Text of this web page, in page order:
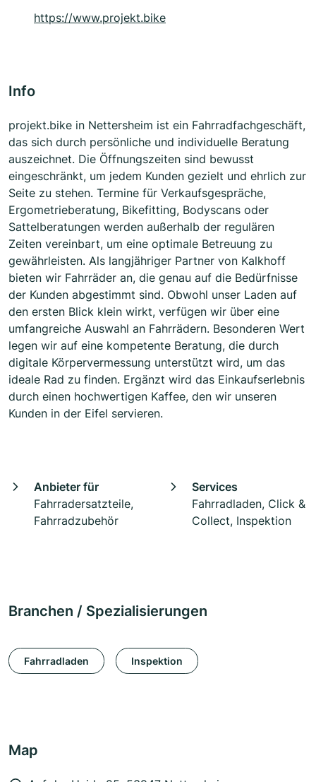
https://www.projekt.bike
Info
projekt.bike in Nettersheim ist ein Fahrradfachgeschäft,
das sich durch persönliche und individuelle Beratung
auszeichnet. Die Öffnungszeiten sind bewusst
eingeschränkt, um jedem Kunden gezielt und ehrlich zur
Seite zu stehen. Termine für Verkaufsgespräche,
Ergometrieberatung, Bikefitting, Bodyscans oder
Sattelberatungen werden außerhalb der regulären
Zeiten vereinbart, um eine optimale Betreuung zu
gewährleisten. Als langjähriger Partner von Kalkhoff
bieten wir Fahrräder an, die genau auf die Bedürfnisse
der Kunden abgestimmt sind. Obwohl unser Laden auf
den ersten Blick klein wirkt, verfügen wir über eine
umfangreiche Auswahl an Fahrrädern. Besonderen Wert
legen wir auf eine kompetente Beratung, die durch
digitale Körpervermessung unterstützt wird, um das
ideale Rad zu finden. Ergänzt wird das Einkaufserlebnis
durch einen hochwertigen Kaffee, den wir unseren
Kunden in der Eifel servieren.
Anbieter für
Fahrradersatzteile,
Fahrradzubehör
Services
Fahrradladen, Click &
Collect, Inspektion
Branchen / Spezialisierungen
Fahrradladen Inspektion
Map